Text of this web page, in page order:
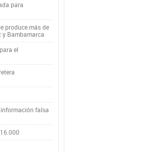
para
produce más de
Bambamarca
el
falsa